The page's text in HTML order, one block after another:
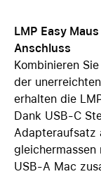
LMP Easy
Anschluss
Kombinieren
der
erhalten die
Dank USB-C
Adapteraufsatz
USB-A Mac